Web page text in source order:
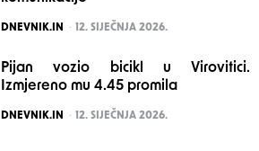
POSTED
DNEVNIK.IN 12. SIJEČNJA 2026.
Pijan vozio bicikl u Virovitici.
Izmjereno mu 4.45 promila
POSTED
DNEVNIK.IN 12. SIJEČNJA 2026.